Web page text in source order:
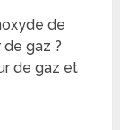
de
gaz ?
de gaz et